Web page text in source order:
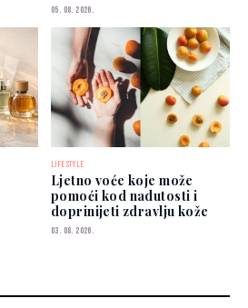
05. 08. 2026.
LIFESTYLE
Ljetno voće koje može
pomoći kod nadutosti i
doprinijeti zdravlju kože
03. 08. 2026.